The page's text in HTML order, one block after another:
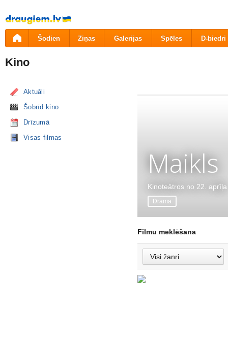
Pāriet
uz
saturu
Šodien Ziņas Galerijas Spēles D-biedri
Kino
Aktuāli
Šobrīd kino
Drīzumā
Visas filmas
Maikls
Kinoteātros no 22. aprīļa
Drāma
Filmu meklēšana